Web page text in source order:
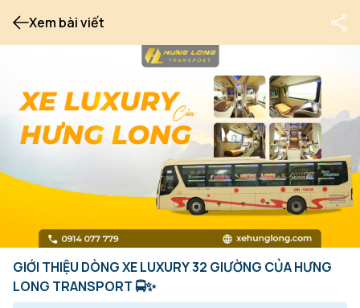
Xem bài viết
GIỚI THIỆU DÒNG XE LUXURY 32 GIƯỜNG CỦA HƯNG
LONG TRANSPORT 🚍✨